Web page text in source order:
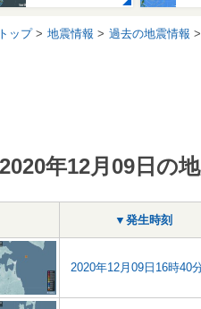
トップ 地震情報 過去の地震情報
2020年12月09日の
▼発生時刻
2020年12月09日16時40